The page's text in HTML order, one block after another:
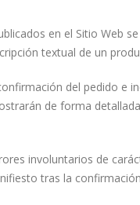
en el Sitio Web
textual de un
del pedido e
de forma
involuntarios de
tras la